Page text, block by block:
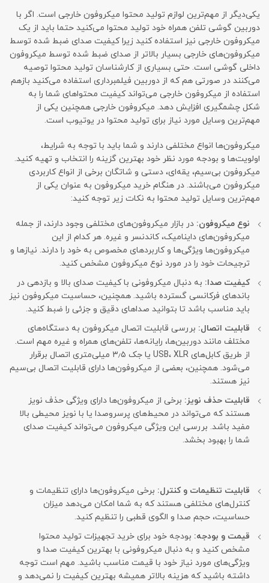
یکی‌دیگر از مهم‌ترین لوازم تولید محتوا میکروفون خارجی است. اگر با
دوربین گوشی تلفن همراه خود تولید محتوا می‌کنید حتما باید از یک
میکروفون خارجی نیز استفاده کنید زیرا کیفیت صدای ضبط شده توسط
میکروفون‌های خارجی بسیار بالاتر از صدای ضبط شده توسط میکروفون
داخلی گوشی است. حتی بسیاری از کارشناسان تولید محتوا توصیه
می‌کنند در صورتی هم که از دوربین فیلمبرداری استفاده می‌کنید بازهم
استفاده از میکروفون خارجی می‌تواند کیفیت محتواهای شما را به
شکل چشمگیری افزایش دهد. میکروفون‌ خارجی همچنین یکی از
مهم‌ترین وسایل مورد نیاز برای تولید محتوا در یوتیوب است.
میکروفون‌ها انواع مختلفی دارند و شما باید با توجه به شرایط،
اولویت‌ها و بودجه مورد نظر خود بهترین گزینه را انتخاب و تهیه کنید.
میکروفون بی‌سیم، یقه‌ای، دستی و شاتگان برخی از انواع کاربردی
میکروفون می‌باشند. در هنگام خرید میکروفون به عنوان یکی از
مهم‌ترین وسایل تولید محتوا به نکات زیر توجه کنید:
نوع میکروفون: در بازار میکروفون‌های مختلفی وجود دارند، از جمله
میکروفون‌های داینامیک، کاندنسر و غیره. هر کدام از این
میکروفون‌ها ویژگی‌ها و کاربردهای مخصوص به خود را دارند. نیازها و
ترجیحات خود را در مورد نوع میکروفون مشخص کنید.
کیفیت صدا: به دنبال میکروفونی با کیفیت صدای بالا و بازدهی در
باندهای فرکانسی گسترده باشید. همچنین، حساسیت میکروفون نیز
باید مناسب باشد تا بتوانید صداهای دقیق و جزئی را ضبط کنید.
قابلیت اتصال: بررسی قابلیت اتصال میکروفون به دستگاه‌های
مختلف مانند دوربین‌ها، رایانه‌ها، تلفن‌های همراه و غیره مهم است.
از طریق کابل‌های USB، XLR یا جک ۳٫۵ میلی‌متری اتصال برقرار
می‌شود. همچنین، بعضی از میکروفون‌ها دارای قابلیت اتصال بی‌سیم
نیز هستند.
قابلیت حذف نویز: برخی از میکروفون‌ها دارای ویژگی حذف نویز
هستند که می‌تواند در محیط‌های پرسروصدا یا با نویز محیطی بالا
مفید باشد. بررسی این ویژگی میکروفون می‌تواند کیفیت صدای
شما را بهبود بخشد.
قابلیت تنظیمات و کنترل: برخی میکروفون‌ها دارای تنظیمات و
کنترل‌های مختلفی هستند که به شما امکان می‌دهد میزان
حساسیت، حجم صدا و الگوی قطبی را تنظیم کنید.
قیمت و بودجه: بودجه خود برای خرید تجهیزات تولید محتوا
مشخص کنید و به دنبال میکروفونی با بهترین کیفیت صدا و
ویژگی‌های مورد نیاز خود با قیمت مناسب باشید. مهم است توجه
داشته باشید که هزینه بالاتر همیشه بهترین کیفیت را نمی‌دهد و